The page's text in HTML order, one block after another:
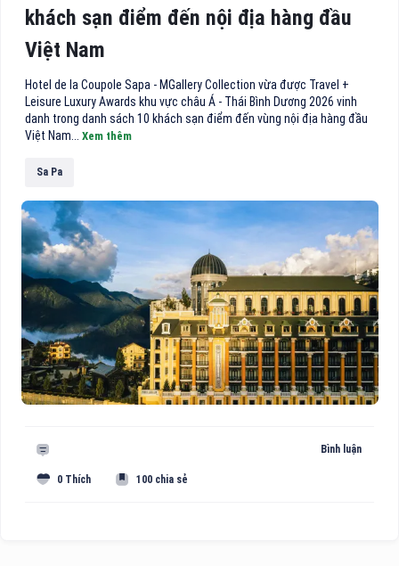
khách sạn điểm đến nội địa hàng đầu
Việt Nam
Hotel de la Coupole Sapa - MGallery Collection vừa được Travel +
Leisure Luxury Awards khu vực châu Á - Thái Bình Dương 2026 vinh
danh trong danh sách 10 khách sạn điểm đến vùng nội địa hàng đầu
Việt Nam... Xem thêm
Sa Pa
Bình luận
0 Thích 100 chia sẻ